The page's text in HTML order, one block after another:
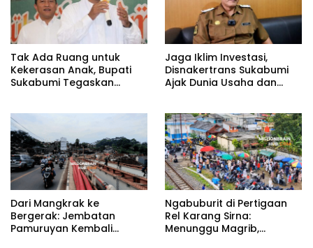
Tak Ada Ruang untuk
Kekerasan Anak, Bupati
Sukabumi Tegaskan
Jaga Iklim Investasi,
Disnakertrans Sukabumi
Ajak Dunia Usaha dan
Dari Mangkrak ke
Bergerak: Jembatan
Pamuruyan Kembali
Ngabuburit di Pertigaan
Rel Karang Sirna:
Menunggu Magrib,